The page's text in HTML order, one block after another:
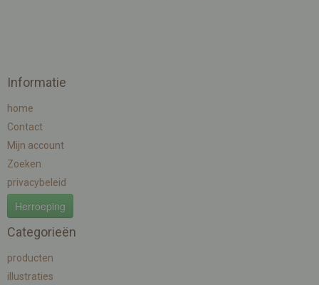
Informatie
home
Contact
Mijn account
Zoeken
privacybeleid
Herroeping
Categorieën
producten
illustraties